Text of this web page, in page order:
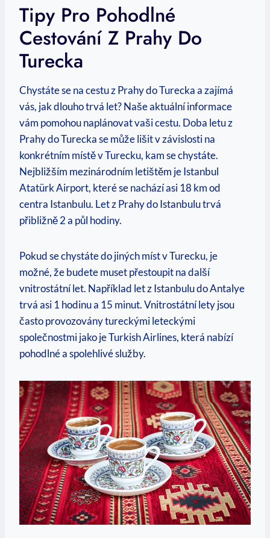
Tipy Pro Pohodlné
Cestování Z Prahy Do
Turecka
Chystáte se na cestu z Prahy do Turecka a zajímá
vás, jak dlouho trvá let? Naše aktuální informace
vám pomohou naplánovat vaši cestu. Doba letu z
Prahy do Turecka se může lišit v závislosti na
konkrétním místě v Turecku, kam se chystáte.
Nejbližším mezinárodním letištěm je Istanbul
Atatürk Airport, které se nachází asi 18 km od
centra Istanbulu. Let z Prahy do Istanbulu trvá
přibližně 2 a půl hodiny.
Pokud se chystáte do jiných míst v Turecku, je
možné, že budete muset přestoupit na další
vnitrostátní let. Například let z Istanbulu do Antalye
trvá asi 1 hodinu a 15 minut. Vnitrostátní lety jsou
často provozovány tureckými leteckými
společnostmi jako je Turkish Airlines, která nabízí
pohodlné a spolehlivé služby.